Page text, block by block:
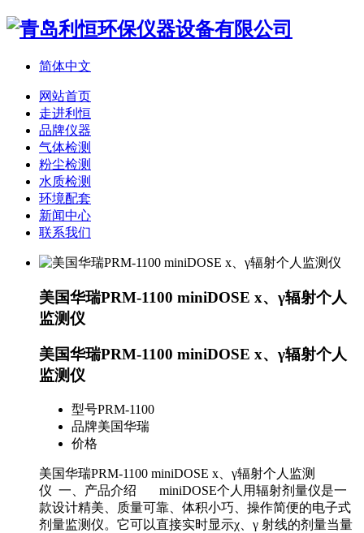
简体中文
网站首页
走进利恒
品牌仪器
气体检测
粉尘检测
水质检测
环境配套
新闻中心
联系我们
美国华瑞PRM-1100 miniDOSE x、γ辐射个人
监测仪
美国华瑞PRM-1100 miniDOSE x、γ辐射个人
监测仪
型号PRM-1100
品牌美国华瑞
价格
美国华瑞PRM-1100 miniDOSE x、γ辐射个人监测
仪 一、产品介绍 miniDOSE个人用辐射剂量仪是一
款设计精美、质量可靠、体积小巧、操作简便的电子式
剂量监测仪。它可以直接实时显示χ、γ 射线的剂量当量